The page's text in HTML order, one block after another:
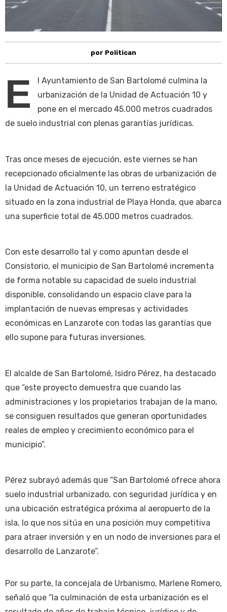
por Politican
E
l Ayuntamiento de San Bartolomé culmina la
urbanización de la Unidad de Actuación 10 y
pone en el mercado 45.000 metros cuadrados
de suelo industrial con plenas garantías jurídicas.
Tras once meses de ejecución, este viernes se han
recepcionado oficialmente las obras de urbanización de
la Unidad de Actuación 10, un terreno estratégico
situado en la zona industrial de Playa Honda, que abarca
una superficie total de 45.000 metros cuadrados.
Con este desarrollo tal y como apuntan desde el
Consistorio, el municipio de San Bartolomé incrementa
de forma notable su capacidad de suelo industrial
disponible, consolidando un espacio clave para la
implantación de nuevas empresas y actividades
económicas en Lanzarote con todas las garantías que
ello supone para futuras inversiones.
El alcalde de San Bartolomé, Isidro Pérez, ha destacado
que “este proyecto demuestra que cuando las
administraciones y los propietarios trabajan de la mano,
se consiguen resultados que generan oportunidades
reales de empleo y crecimiento económico para el
municipio”.
Pérez subrayó además que “San Bartolomé ofrece ahora
suelo industrial urbanizado, con seguridad jurídica y en
una ubicación estratégica próxima al aeropuerto de la
isla, lo que nos sitúa en una posición muy competitiva
para atraer inversión y en un nodo de inversiones para el
desarrollo de Lanzarote”.
Por su parte, la concejala de Urbanismo, Marlene Romero,
señaló que “la culminación de esta urbanización es el